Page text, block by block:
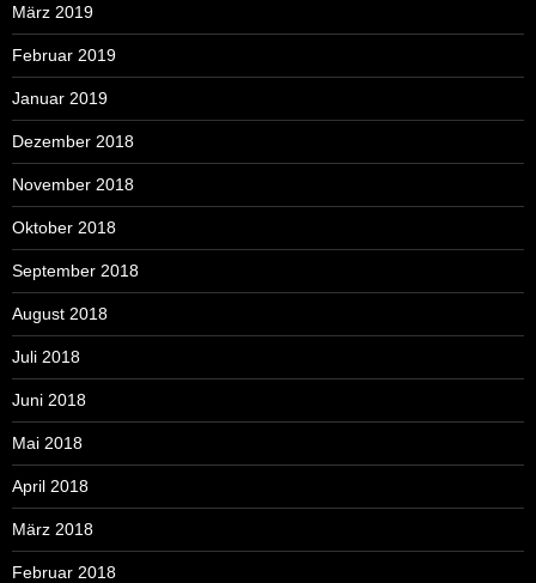
März 2019
Februar 2019
Januar 2019
Dezember 2018
November 2018
Oktober 2018
September 2018
August 2018
Juli 2018
Juni 2018
Mai 2018
April 2018
März 2018
Februar 2018